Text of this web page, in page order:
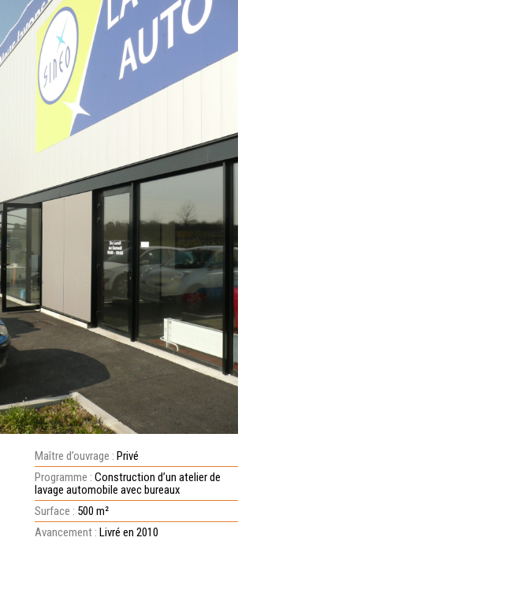
Maître d’ouvrage : Privé
Programme : Construction d’un atelier de
lavage automobile avec bureaux
Surface : 500 m²
Avancement : Livré en 2010